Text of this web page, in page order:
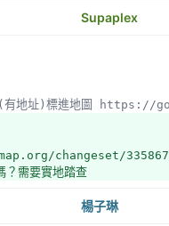
Supaplex
(有地址)標進地圖
changeset/
？需要實地踏查
楊子琳